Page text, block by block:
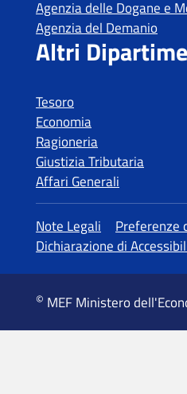
Tesoro
Economia
Ragioneria
Giustizia Tributaria
Affari Generali
MEF Ministero